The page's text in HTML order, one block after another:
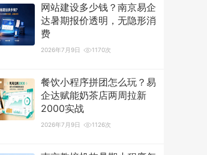
网站建设多少钱？南京易企
达暑期报价透明，无隐形消
费
2026年7月9日 1170次
餐饮小程序拼团怎么玩？易
企达赋能奶茶店两周拉新
2000实战
2026年7月9日 1126次